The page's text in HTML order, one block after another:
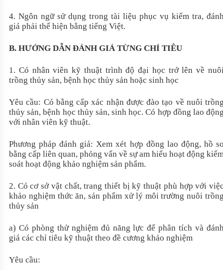
4. Ngôn ngữ sử dụng trong tài liệu phục vụ kiểm tra,
giá phải thể hiện bằng tiếng Việt.
B. HƯỚNG DẪN ĐÁNH GIÁ TỪNG CHỈ TIÊU
1. Có nhân viên kỹ thuật trình độ đại học trở lên về
trồng thủy sản, bệnh học thủy sản hoặc sinh học
Yêu cầu: Có bằng cấp xác nhận được đào tạo về nuôi
thủy sản, bệnh học thủy sản, sinh học. Có hợp đồng lao
với nhân viên kỹ thuật.
Phương pháp đánh giá: Xem xét hợp đồng lao động, hồ
bằng cấp liên quan, phỏng vấn về sự am hiểu hoạt động
soát hoạt động khảo nghiệm sản phẩm.
2. Có cơ sở vật chất, trang thiết bị kỹ thuật phù hợp với
khảo nghiệm thức ăn, sản phẩm xử lý môi trường nuôi
thủy sản
a) Có phòng thử nghiệm đủ năng lực để phân tích và
giá các chỉ tiêu kỹ thuật theo đề cương khảo nghiệm
Yêu cầu: